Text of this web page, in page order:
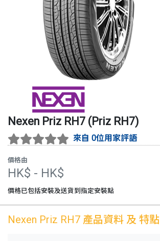
Nexen Priz RH7 (Priz RH7)
來自 0位用家評語
價格由
HK$ - HK$
價格已包括安裝及送貨到指定安裝點
Nexen Priz RH7 產品資料 及 特點